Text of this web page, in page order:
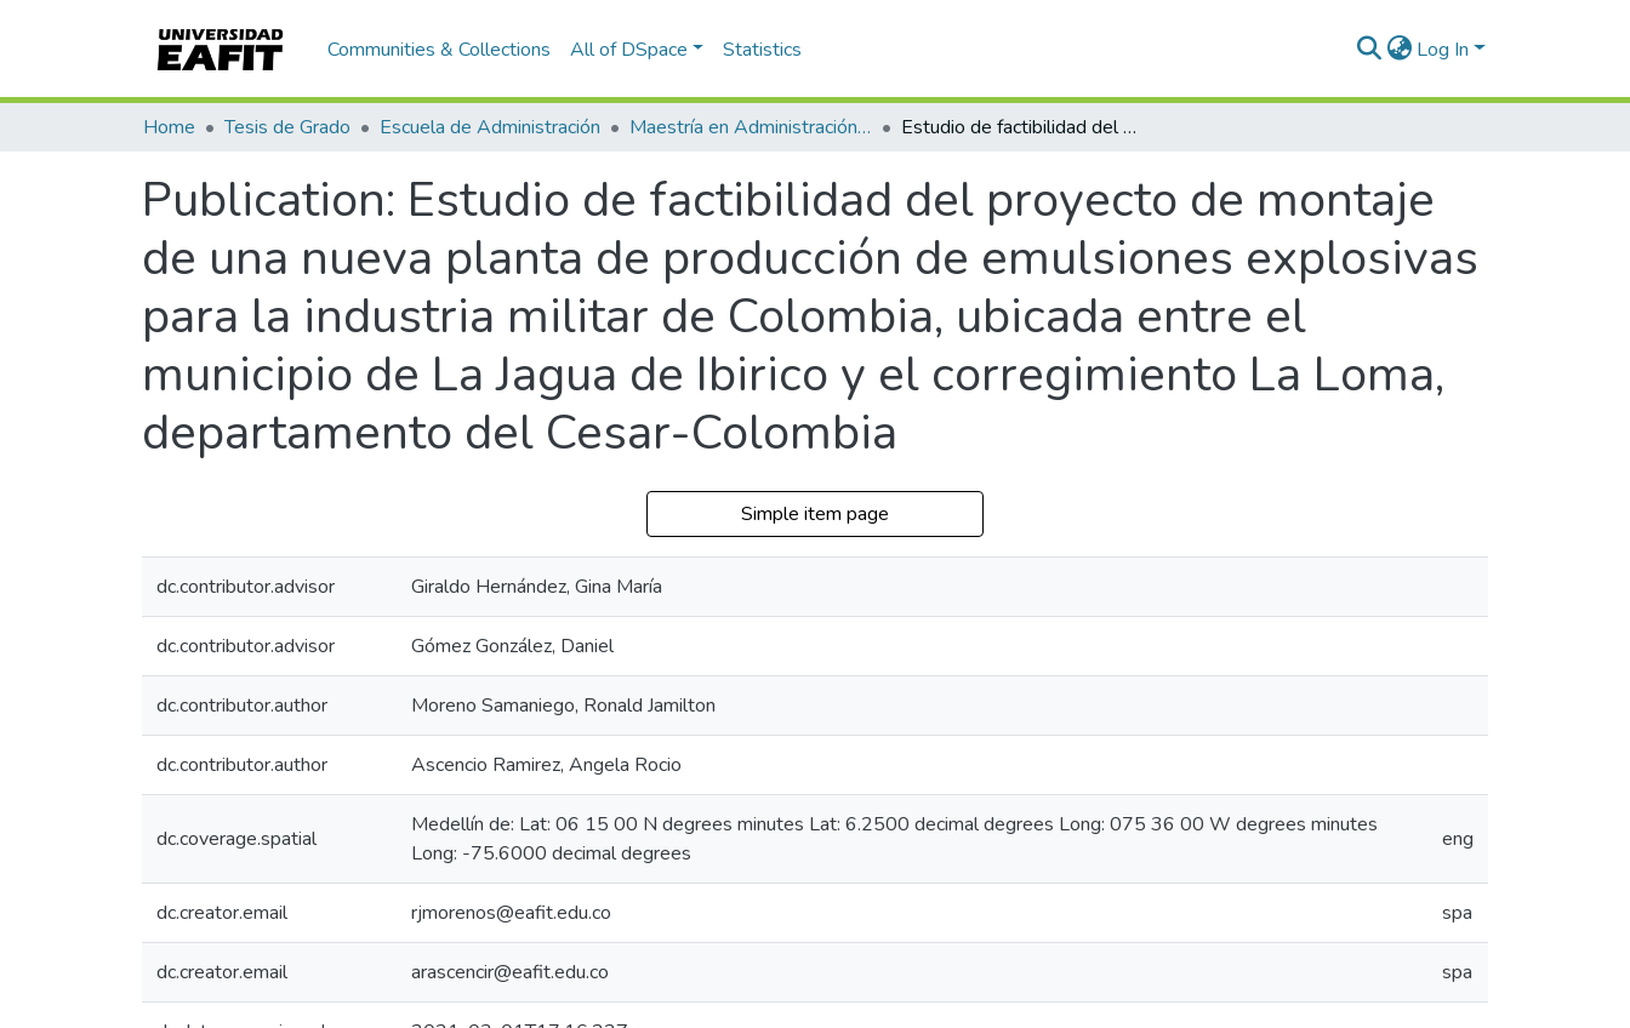
Communities & Collections All of DSpace Statistics Log In
Home Tesis de Grado Escuela de Administración Maestría en Administración - MBA (tesis) Estudio de factibilidad del proyecto de montaje de una nueva planta de producción de emulsiones explosivas para la industria militar de Colombia, ubicada entre el municipio de La Jagua de Ibirico y el corregimiento La Loma, departamento del Cesar-Colombia
Publication: Estudio de factibilidad del proyecto de montaje
de una nueva planta de producción de emulsiones explosivas
para la industria militar de Colombia, ubicada entre el
municipio de La Jagua de Ibirico y el corregimiento La Loma,
departamento del Cesar-Colombia
Simple item page
dc.contributor.advisor Giraldo Hernández, Gina María
dc.contributor.advisor Gómez González, Daniel
dc.contributor.author Moreno Samaniego, Ronald Jamilton
dc.contributor.author Ascencio Ramirez, Angela Rocio
dc.coverage.spatial
Medellín de: Lat: 06 15 00 N degrees minutes Lat: 6.2500 decimal degrees Long: 075 36 00 W degrees minutes
Long: -75.6000 decimal degrees
eng
dc.creator.email rjmorenos@eafit.edu.co spa
dc.creator.email arascencir@eafit.edu.co spa